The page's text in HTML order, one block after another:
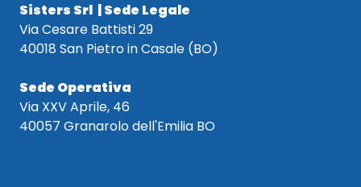
Sisters Srl | Sede Legale
Via Cesare Battisti 29
40018 San Pietro in Casale (BO)
Sede Operativa
Via XXV Aprile, 46
40057 Granarolo dell'Emilia BO